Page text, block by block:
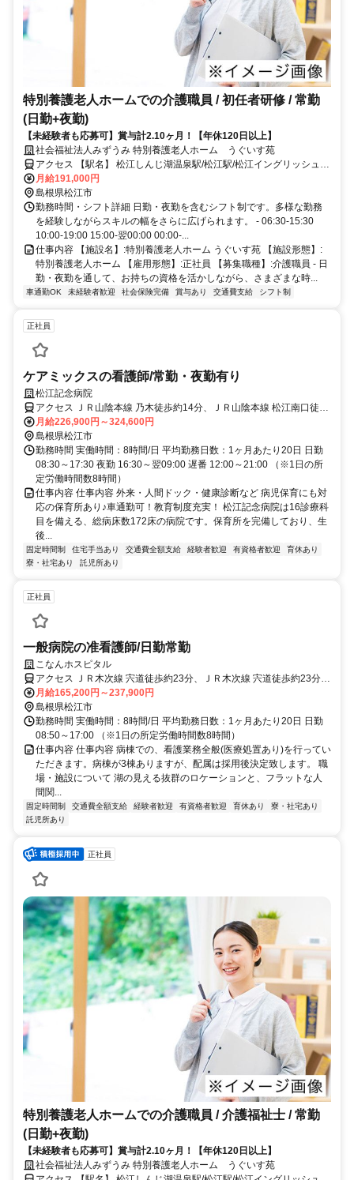
特別養護老人ホームでの介護職員 / 初任者研修 / 常勤
(日勤+夜勤)
【未経験者も応募可】賞与計2.10ヶ月！【年休120日以上】
社会福祉法人みずうみ 特別養護老人ホーム うぐいす苑
アクセス 【駅名】 松江しんじ湖温泉駅/松江駅/松江イングリッシュガ
ーデン前駅
月給191,000円
島根県松江市
勤務時間・シフト詳細 日勤・夜勤を含むシフト制です。多様な勤務
を経験しながらスキルの幅をさらに広げられます。 - 06:30-15:30
10:00-19:00 15:00-翌00:00 00:00-...
仕事内容 【施設名】:特別養護老人ホーム うぐいす苑 【施設形態】:
特別養護老人ホーム 【雇用形態】:正社員 【募集職種】:介護職員 - 日
勤・夜勤を通して、お持ちの資格を活かしながら、さまざまな時...
車通勤OK 未経験者歓迎 社会保険完備 賞与あり 交通費支給 シフト制
正社員
ケアミックスの看護師/常勤・夜勤有り
松江記念病院
アクセス ＪＲ山陰本線 乃木徒歩約14分、ＪＲ山陰本線 松江南口徒歩
約26分、ＪＲ山陰本線 松江南口徒歩約26分
月給226,900円～324,600円
島根県松江市
勤務時間 実働時間：8時間/日 平均勤務日数：1ヶ月あたり20日 日勤
08:30～17:30 夜勤 16:30～翌09:00 遅番 12:00～21:00 （※1日の所
定労働時間数8時間）
仕事内容 仕事内容 外来・人間ドック・健康診断など 病児保育にも対
応の保育所あり♪車通勤可！教育制度充実！ 松江記念病院は16診療科
目を備える、総病床数172床の病院です。保育所を完備しており、生
後...
固定時間制 住宅手当あり 交通費全額支給 経験者歓迎 有資格者歓迎
育休あり
寮・社宅あり
託児所あり
正社員
一般病院の准看護師/日勤常勤
こなんホスピタル
アクセス ＪＲ木次線 宍道徒歩約23分、ＪＲ木次線 宍道徒歩約23分、
ＪＲ山陰本線 来待徒歩約30分
月給165,200円～237,900円
島根県松江市
勤務時間 実働時間：8時間/日 平均勤務日数：1ヶ月あたり20日 日勤
08:50～17:00 （※1日の所定労働時間数8時間）
仕事内容 仕事内容 病棟での、看護業務全般(医療処置あり)を行ってい
ただきます。病棟が3棟ありますが、配属は採用後決定致します。 職
場・施設について 湖の見える抜群のロケーションと、フラットな人
間関...
固定時間制 交通費全額支給 経験者歓迎 有資格者歓迎 育休あり
寮・社宅あり
託児所あり
正社員
特別養護老人ホームでの介護職員 / 介護福祉士 / 常勤
(日勤+夜勤)
【未経験者も応募可】賞与計2.10ヶ月！【年休120日以上】
社会福祉法人みずうみ 特別養護老人ホーム うぐいす苑